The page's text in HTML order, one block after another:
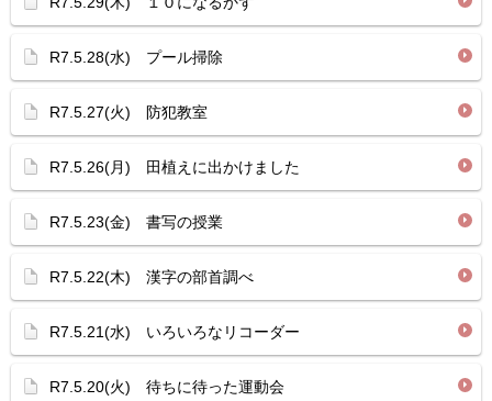
R7.5.28(水) プール掃除
R7.5.27(火) 防犯教室
R7.5.26(月) 田植えに出かけました
R7.5.23(金) 書写の授業
R7.5.22(木) 漢字の部首調べ
R7.5.21(水) いろいろなリコーダー
R7.5.20(火) 待ちに待った運動会